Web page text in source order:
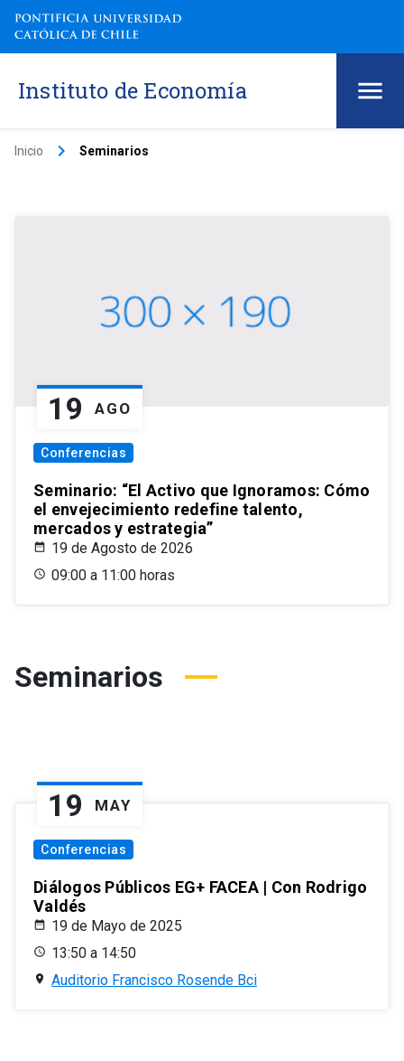
Instituto de Economía
Inicio keyboard_arrow_right Seminarios
19 AGO
Conferencias
Seminario: “El Activo que Ignoramos: Cómo
el envejecimiento redefine talento,
mercados y estrategia”
19 de Agosto de 2026
09:00 a 11:00 horas
Seminarios
19 MAY
Conferencias
Diálogos Públicos EG+ FACEA | Con Rodrigo
Valdés
19 de Mayo de 2025
13:50 a 14:50
Auditorio Francisco Rosende Bci